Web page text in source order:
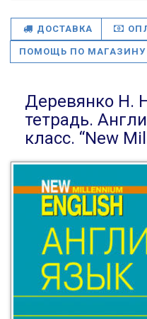
ДОСТАВКА
ПОМОЩЬ ПО МАГАЗИНУ
Деревянко Н.
тетрадь.
класс. “New